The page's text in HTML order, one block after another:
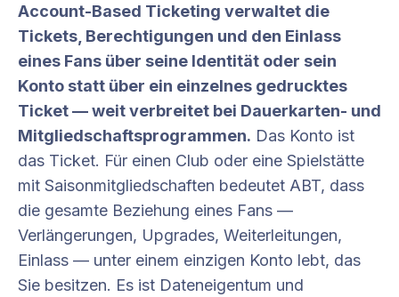
Account-Based Ticketing verwaltet die
Tickets, Berechtigungen und den Einlass
eines Fans über seine Identität oder sein
Konto statt über ein einzelnes gedrucktes
Ticket — weit verbreitet bei Dauerkarten- und
Mitgliedschaftsprogrammen. Das Konto ist
das Ticket. Für einen Club oder eine Spielstätte
mit Saisonmitgliedschaften bedeutet ABT, dass
die gesamte Beziehung eines Fans —
Verlängerungen, Upgrades, Weiterleitungen,
Einlass — unter einem einzigen Konto lebt, das
Sie besitzen. Es ist Dateneigentum und